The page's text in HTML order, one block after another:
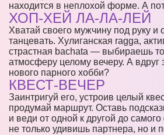
находится в неплохой форме. А
ХОП-ХЕЙ ЛА-ЛА-ЛЕЙ
Хватай своего мужчину под руку и
танцевать. Хулиганская ragga,
страстная bachata — выбираешь
атмосферу целому вечеру. А вдруг
нового парного хобби?
КВЕСТ-ВЕЧЕР
Заинтригуй его, устроив целый
продумай маршрут. Оставь
и веди от одной к другой до
не только удивишь партнера, но и